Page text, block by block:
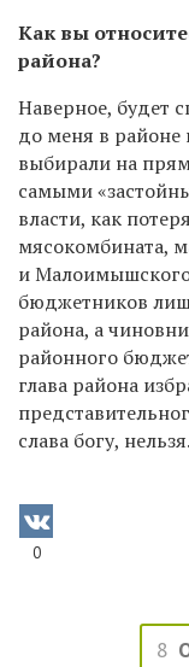
Как вы
района?
Наверное, будет
до меня в районе
выбирали на
самыми
власти, как
мясокомбината,
и Малоимышского
бюджетников
района, а
районного
глава района
слава богу, нельзя.
0
8